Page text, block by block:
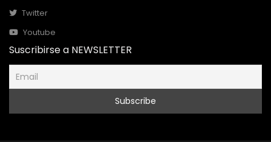
Twitter
Youtube
Suscribirse a NEWSLETTER